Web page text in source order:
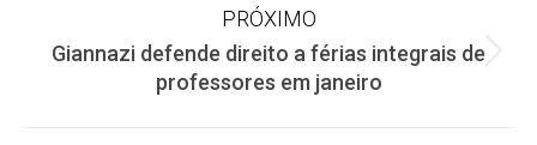
PRÓXIMO
Próximo
post:
Giannazi defende direito a férias integrais de
professores em janeiro